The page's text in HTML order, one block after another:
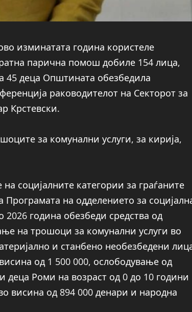
изминатата година користеле
парична помош добиле 154 лица,
45 деца Општината обезбедила
раководителот на Секторот за
Крстевски.
за комунални услуги, за кирија,
социјалните категории за граѓаните
на одделението за
година обезбеди средства од
на трошоци за комунални услуги во
и станбено необезбедени
од 1 500 000, ослободување од
деца Роми на возраст од 0 до 10 години
висина од 894 000 денари и народна